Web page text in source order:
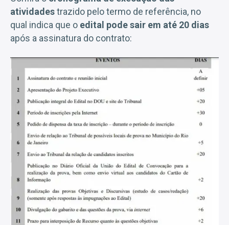
atividadestrazido pelo termo de referência, no
qual indica que o edital pode sair em até 20 dias
após a assinatura do contrato: